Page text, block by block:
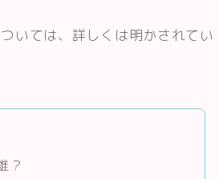
いては、詳しくは明かされてい
？